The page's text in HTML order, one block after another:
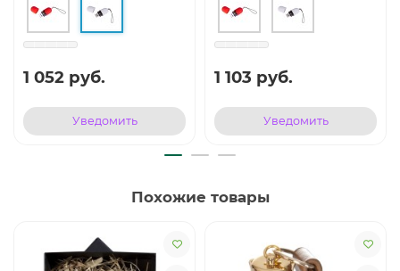
1 052 руб.
Уведомить
1 103 руб.
Уведомить
Похожие товары